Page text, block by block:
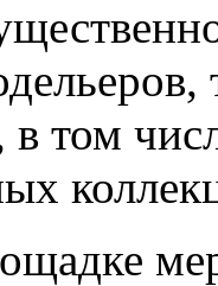
в том